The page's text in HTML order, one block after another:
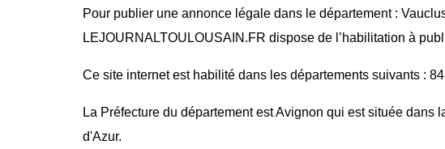
Pour publier une annonce légale dans le département :
LEJOURNALTOULOUSAIN.FR dispose de l’habilitation à
Ce site internet est habilité dans les départements suivants :
La Préfecture du département est Avignon qui est située
d'Azur.